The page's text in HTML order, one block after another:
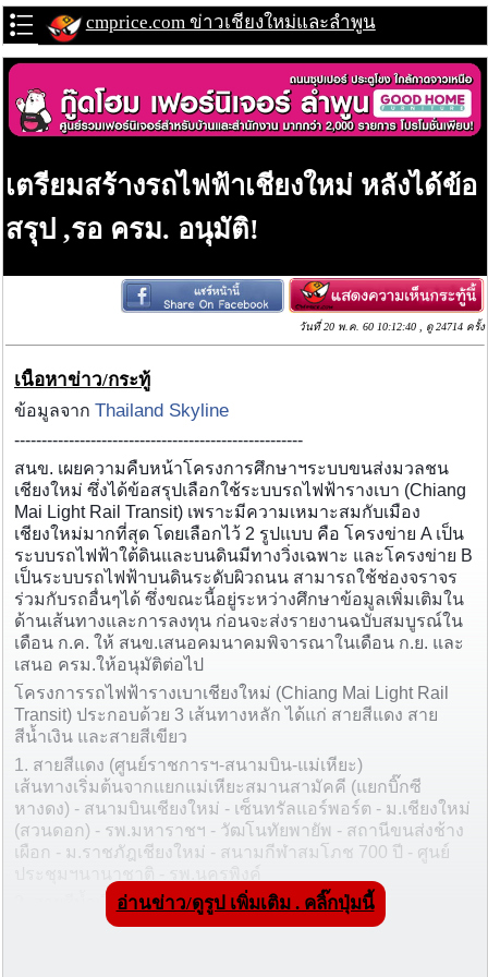
cmprice.com ข่าวเชียงใหม่และลำพูน
เตรียมสร้างรถไฟฟ้าเชียงใหม่ หลังได้ข้อ
สรุป ,รอ ครม. อนุมัติ!
วันที่ 20 พ.ค. 60 10:12:40 , ดู 24714 ครั้ง
เนื้อหาข่าว/กระทู้
ข้อมูลจาก Thailand Skyline
-----------------------------------------------------
สนข. เผยความคืบหน้าโครงการศึกษาฯระบบขนส่งมวลชน
เชียงใหม่ ซึ่งได้ข้อสรุปเลือกใช้ระบบรถไฟฟ้ารางเบา (Chiang
Mai Light Rail Transit) เพราะมีความเหมาะสมกับเมือง
เชียงใหม่มากที่สุด โดยเลือกไว้ 2 รูปแบบ คือ โครงข่าย A เป็น
ระบบรถไฟฟ้าใต้ดินและบนดินมีทางวิ่งเฉพาะ และโครงข่าย B
เป็นระบบรถไฟฟ้าบนดินระดับผิวถนน สามารถใช้ช่องจราจร
ร่วมกับรถอื่นๆได้ ซึ่งขณะนี้อยู่ระหว่างศึกษาข้อมูลเพิ่มเติมใน
ด้านเส้นทางและการลงทุน ก่อนจะส่งรายงานฉบับสมบูรณ์ใน
เดือน ก.ค. ให้ สนข.เสนอคมนาคมพิจารณาในเดือน ก.ย. และ
เสนอ ครม.ให้อนุมัติต่อไป
โครงการรถไฟฟ้ารางเบาเชียงใหม่ (Chiang Mai Light Rail
Transit) ประกอบด้วย 3 เส้นทางหลัก ได้แก่ สายสีแดง สาย
สีน้ำเงิน และสายสีเขียว
1. สายสีแดง (ศูนย์ราชการฯ-สนามบิน-แม่เหียะ)
เส้นทางเริ่มต้นจากแยกแม่เหียะสมานสามัคคี (แยกบิ๊กซี
หางดง) - สนามบินเชียงใหม่ - เซ็นทรัลแอร์พอร์ต - ม.เชียงใหม่
(สวนดอก) - รพ.มหาราชฯ - วัฒโนทัยพายัพ - สถานีขนส่งช้าง
เผือก - ม.ราชภัฎเชียงใหม่ - สนามกีฬาสมโภช 700 ปี - ศูนย์
2. สายสีน้ำเงิน (สวนสัตว์เชียงใหม่-ท่าแพ-ดอนจั่น)
เส้นทางเริ่มต้นจากสวนสัตว์เชียงใหม่ - ม.เทคโนโลยีราชมงคล
อ่านข่าว/ดูรูป เพิ่มเติม . คลิ๊กปุ่มนี้